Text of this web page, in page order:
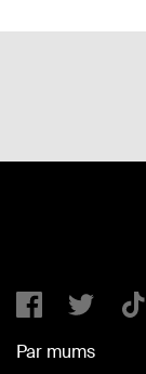
Par mums